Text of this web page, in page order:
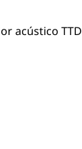
acústico TTD